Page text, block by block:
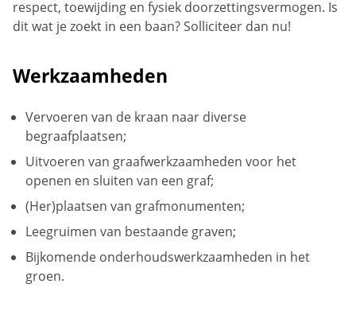
respect, toewijding en fysiek doorzettingsvermogen. Is
dit wat je zoekt in een baan? Solliciteer dan nu!
Werkzaamheden
Vervoeren van de kraan naar diverse
begraafplaatsen;
Uitvoeren van graafwerkzaamheden voor het
openen en sluiten van een graf;
(Her)plaatsen van grafmonumenten;
Leegruimen van bestaande graven;
Bijkomende onderhoudswerkzaamheden in het
groen.